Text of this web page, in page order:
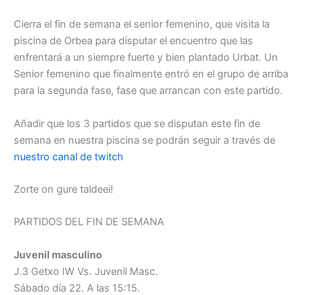
Cierra el fin de semana el senior femenino, que visita la
piscina de Orbea para disputar el encuentro que las
enfrentará a un siempre fuerte y bien plantado Urbat. Un
Senior femenino que finalmente entró en el grupo de arriba
para la segunda fase, fase que arrancan con este partido.
Añadir que los 3 partidos que se disputan este fin de
semana en nuestra piscina se podrán seguir a través de
nuestro canal de twitch
Zorte on gure taldeei!
PARTIDOS DEL FIN DE SEMANA
Juvenil masculino
J.3 Getxo IW Vs. Juvenil Masc.
Sábado día 22. A las 15:15.